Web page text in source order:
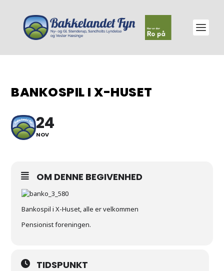
BANKOSPIL I X-HUSET
24
NOV
OM DENNE BEGIVENHED
Bankospil i X-Huset, alle er velkommen
Pensionist foreningen.
TIDSPUNKT